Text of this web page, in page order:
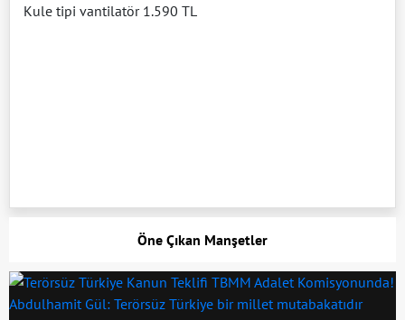
Kule tipi vantilatör 1.590 TL
Öne Çıkan Manşetler